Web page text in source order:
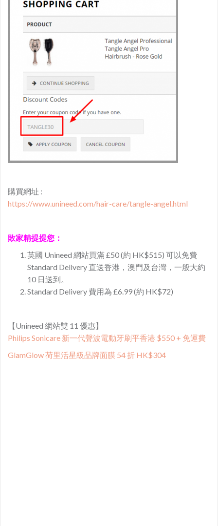
購買網址 :
https://www.unineed.com/hair-care/tangle-angel.html
敗家精提提您：
英國 Unineed 網站買滿 £50 (約 HK$515) 可以免費
Standard Delivery 直送香港，澳門及台灣，一般大約
10 日送到。
Standard Delivery 費用為 £6.99 (約 HK$72)
【Unineed 網站雙 11 優惠】
Philips Sonicare 新一代聲波電動牙刷平香港 $550 + 免運費
GlamGlow 荷里活星級品牌面膜 54 折 HK$304